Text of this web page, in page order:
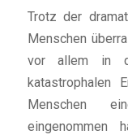
Trotz der
Menschen
vor allem in
katastrophalen
Menschen
eingenommen